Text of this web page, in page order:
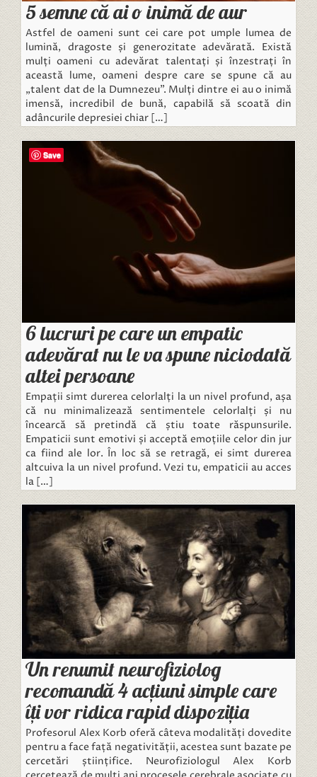
5 semne că ai o inimă de aur
Astfel de oameni sunt cei care pot umple lumea de
lumină, dragoste și generozitate adevărată. Există
mulți oameni cu adevărat talentați și înzestrați în
această lume, oameni despre care se spune că au
„talent dat de la Dumnezeu”. Mulți dintre ei au o inimă
imensă, incredibil de bună, capabilă să scoată din
adâncurile depresiei chiar […]
6 lucruri pe care un empatic
adevărat nu le va spune niciodată
altei persoane
Empații simt durerea celorlalți la un nivel profund, așa
că nu minimalizează sentimentele celorlalți și nu
încearcă să pretindă că știu toate răspunsurile.
Empaticii sunt emotivi și acceptă emoțiile celor din jur
ca fiind ale lor. În loc să se retragă, ei simt durerea
altcuiva la un nivel profund. Vezi tu, empaticii au acces
la […]
Un renumit neurofiziolog
recomandă 4 acțiuni simple care
îți vor ridica rapid dispoziția
Profesorul Alex Korb oferă câteva modalități dovedite
pentru a face față negativității, acestea sunt bazate pe
cercetări științifice. Neurofiziologul Alex Korb
Save